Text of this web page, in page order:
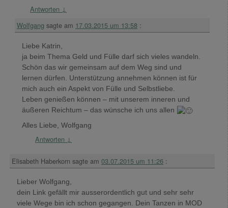
Antworten ↓
Wolfgang sagte am 17.03.2015 um 13:58 :
Liebe Katrin,
ja beim Thema Geld und Fülle darf sich vieles wandeln.
Schön das wir gemeinsam auf dem Weg sind und
lernen dürfen. Unterstützung annehmen können ist für
mich auch ein Aspekt von Fülle und Selbstliebe.
Leben genießen können – mit unserem inneren und
äußeren Reichtum – das wünsche ich uns allen
Alles Liebe, Wolfgang
Antworten ↓
Elisabeth Haberkorn sagte am 03.07.2015 um 11:26 :
Lieber Wolfgang,
dein Link gefällt mir ausserordentlich gut und sehr sehr
viele Wege bin ich schon gegangen. Dein Tanzen in MOD